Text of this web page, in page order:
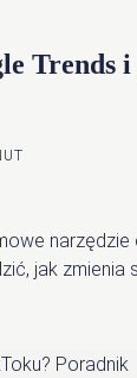
Trends
narzędzie
jak zmienia